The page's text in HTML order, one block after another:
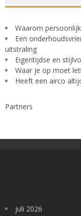
Waarom
Een
uitstraling
Eigentijdse en
Waar je op moet
Heeft een airco
Partners
juli 2026